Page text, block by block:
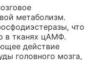
метаболизм.
что
в тканях цАМФ.
действие
головного мозга,